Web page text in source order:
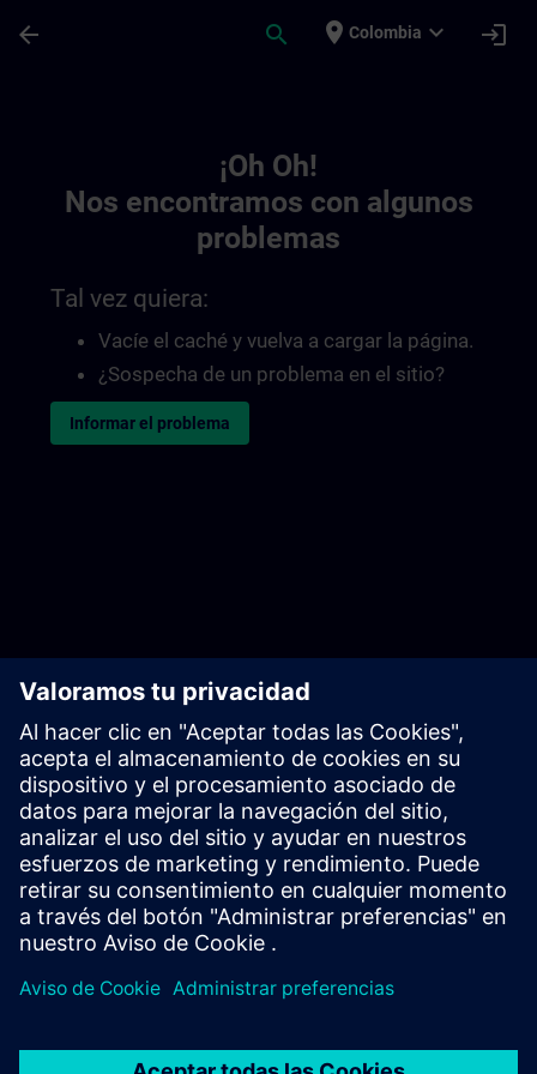
arrow_back search place Colombia expand_more login
¡Oh Oh!
Nos encontramos con algunos
problemas
Tal vez quiera:
Vacíe el caché y vuelva a cargar la página.
¿Sospecha de un problema en el sitio?
Informar el problema